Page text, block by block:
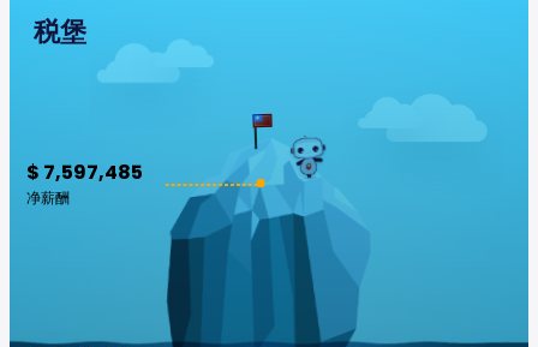
税堡
$ 7,597,485
净薪酬